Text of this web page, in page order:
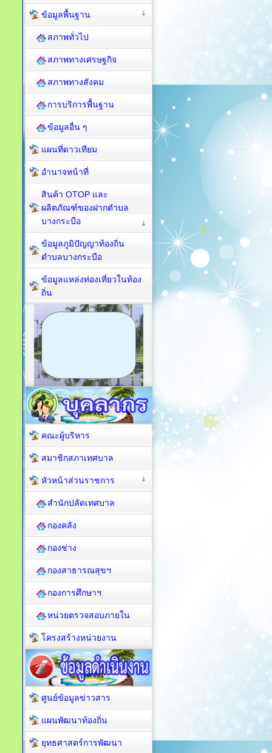
ข้อมูลพื้นฐาน
สภาพทั่วไป
สภาพทางเศรษฐกิจ
สภาพทางสังคม
การบริการพื้นฐาน
ข้อมูลอื่น ๆ
แผนที่ดาวเทียม
อำนาจหน้าที่
สินค้า OTOP และ
ผลิตภัณฑ์ของฝากตำบล
บางกระบือ
ข้อมูลภูมิปัญญาท้องถิ่น
ตำบลบางกระบือ
ข้อมูลแหล่งท่องเที่ยวในท้อง
ถิ่น
คณะผู้บริหาร
สมาชิกสภาเทศบาล
หัวหน้าส่วนราชการ
สำนักปลัดเทศบาล
กองคลัง
กองช่าง
กองสาธารณสุขฯ
กองการศึกษาฯ
หน่วยตรวจสอบภายใน
โครงสร้างหน่วยงาน
ศูนย์ข้อมูลข่าวสาร
แผนพัฒนาท้องถิ่น
ยุทธศาสตร์การพัฒนา